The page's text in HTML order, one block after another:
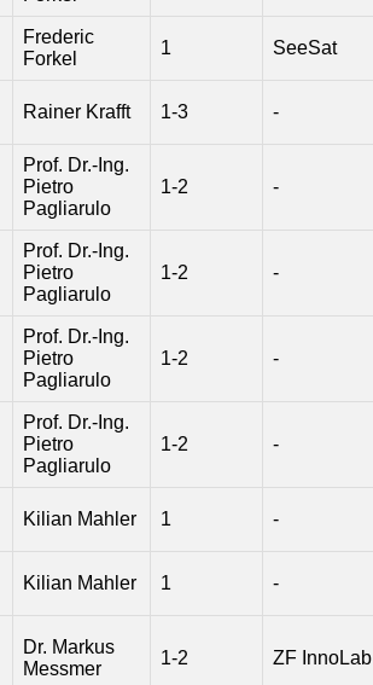
Frederic
Forkel
1 SeeSat
Rainer Krafft 1-3 -
Prof. Dr.-Ing.
Pietro
Pagliarulo
1-2 -
Prof. Dr.-Ing.
Pietro
Pagliarulo
1-2 -
Prof. Dr.-Ing.
Pietro
Pagliarulo
1-2 -
Prof. Dr.-Ing.
Pietro
Pagliarulo
1-2 -
Kilian Mahler 1 -
Kilian Mahler 1 -
Dr. Markus
Messmer
1-2 ZF InnoLab